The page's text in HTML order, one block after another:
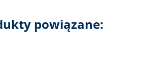
powiązane: